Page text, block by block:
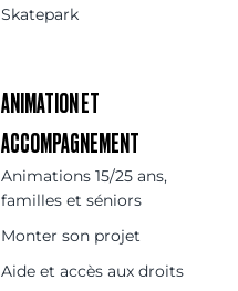
Skatepark
ANIMATION ET
ACCOMPAGNEMENT
Animations 15/25 ans,
familles et séniors
Monter son projet
Aide et accès aux droits